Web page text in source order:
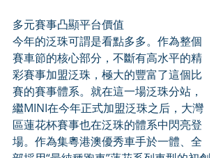
多元賽事凸顯平台價值
今年的泛珠可謂是看點多多。作為整個
賽車節的核心部分，不斷有高水平的精
彩賽事加盟泛珠，極大的豐富了這個比
賽的賽事體系。就在這一場泛珠分站，
繼MINI在今年正式加盟泛珠之后，大灣
區蓮花杯賽事也在泛珠的體系中閃亮登
場。作為集粵港澳優秀車手於一體、全